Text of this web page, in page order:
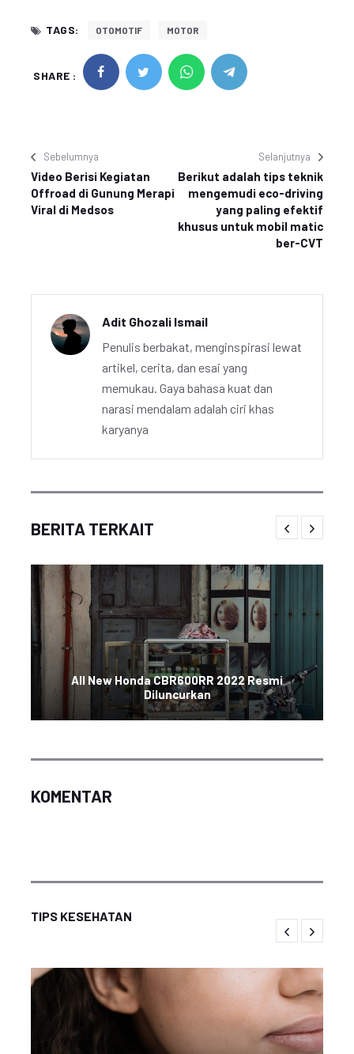
TAGS: OTOMOTIF MOTOR
SHARE :
Sebelumnya
Video Berisi Kegiatan
Offroad di Gunung Merapi
Viral di Medsos
Selanjutnya
Berikut adalah tips teknik
mengemudi eco-driving
yang paling efektif
khusus untuk mobil matic
ber-CVT
Adit Ghozali Ismail
Penulis berbakat, menginspirasi lewat
artikel, cerita, dan esai yang
memukau. Gaya bahasa kuat dan
narasi mendalam adalah ciri khas
karyanya
BERITA TERKAIT
All New Honda CBR600RR 2022 Resmi
Diluncurkan
KOMENTAR
TIPS KESEHATAN